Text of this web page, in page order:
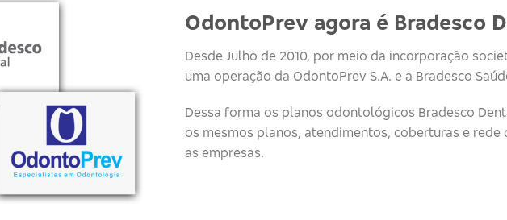
OdontoPrev agora é Bradesco
Desde Julho de 2010, por meio da incorporação
uma operação da OdontoPrev S.A. e a Bradesco
Dessa forma os planos odontológicos Bradesco
os mesmos planos, atendimentos, coberturas e
as empresas.